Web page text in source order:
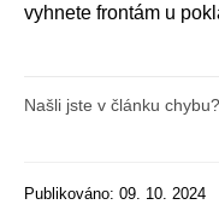
vyhnete frontám u
Našli jste v článku chybu?
Publikováno: 09. 10. 2024